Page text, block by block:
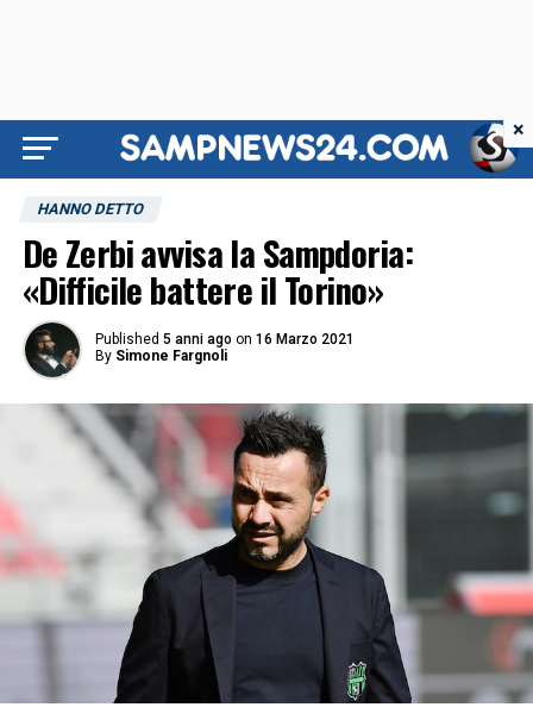
HANNO DETTO
De Zerbi avvisa la Sampdoria:
«Difficile battere il Torino»
Published 5 anni ago on 16 Marzo 2021
By Simone Fargnoli
×